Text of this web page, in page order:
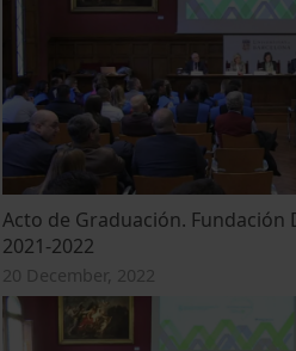
Acto de Graduación. Fundación
2021-2022
20 December, 2022